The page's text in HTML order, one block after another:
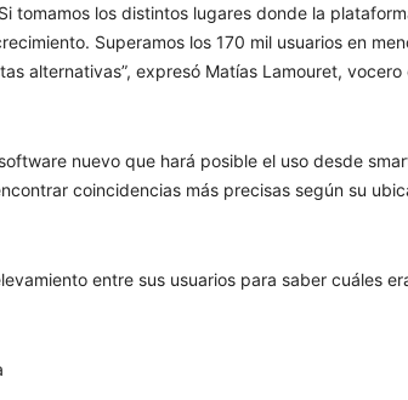
tomamos los distintos lugares donde la
Superamos los 170 mil usuarios en
alternativas”, expresó Matías Lamouret, vocero
nuevo que hará posible el uso desde
coincidencias más precisas según su
entre sus usuarios para saber cuáles